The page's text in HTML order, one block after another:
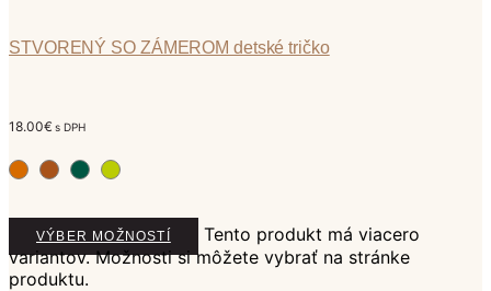
STVORENÝ SO ZÁMEROM detské tričko
18.00€ s DPH
VÝBER MOŽNOSTÍ
Tento produkt má viacero
variantov. Možnosti si môžete vybrať na stránke
produktu.